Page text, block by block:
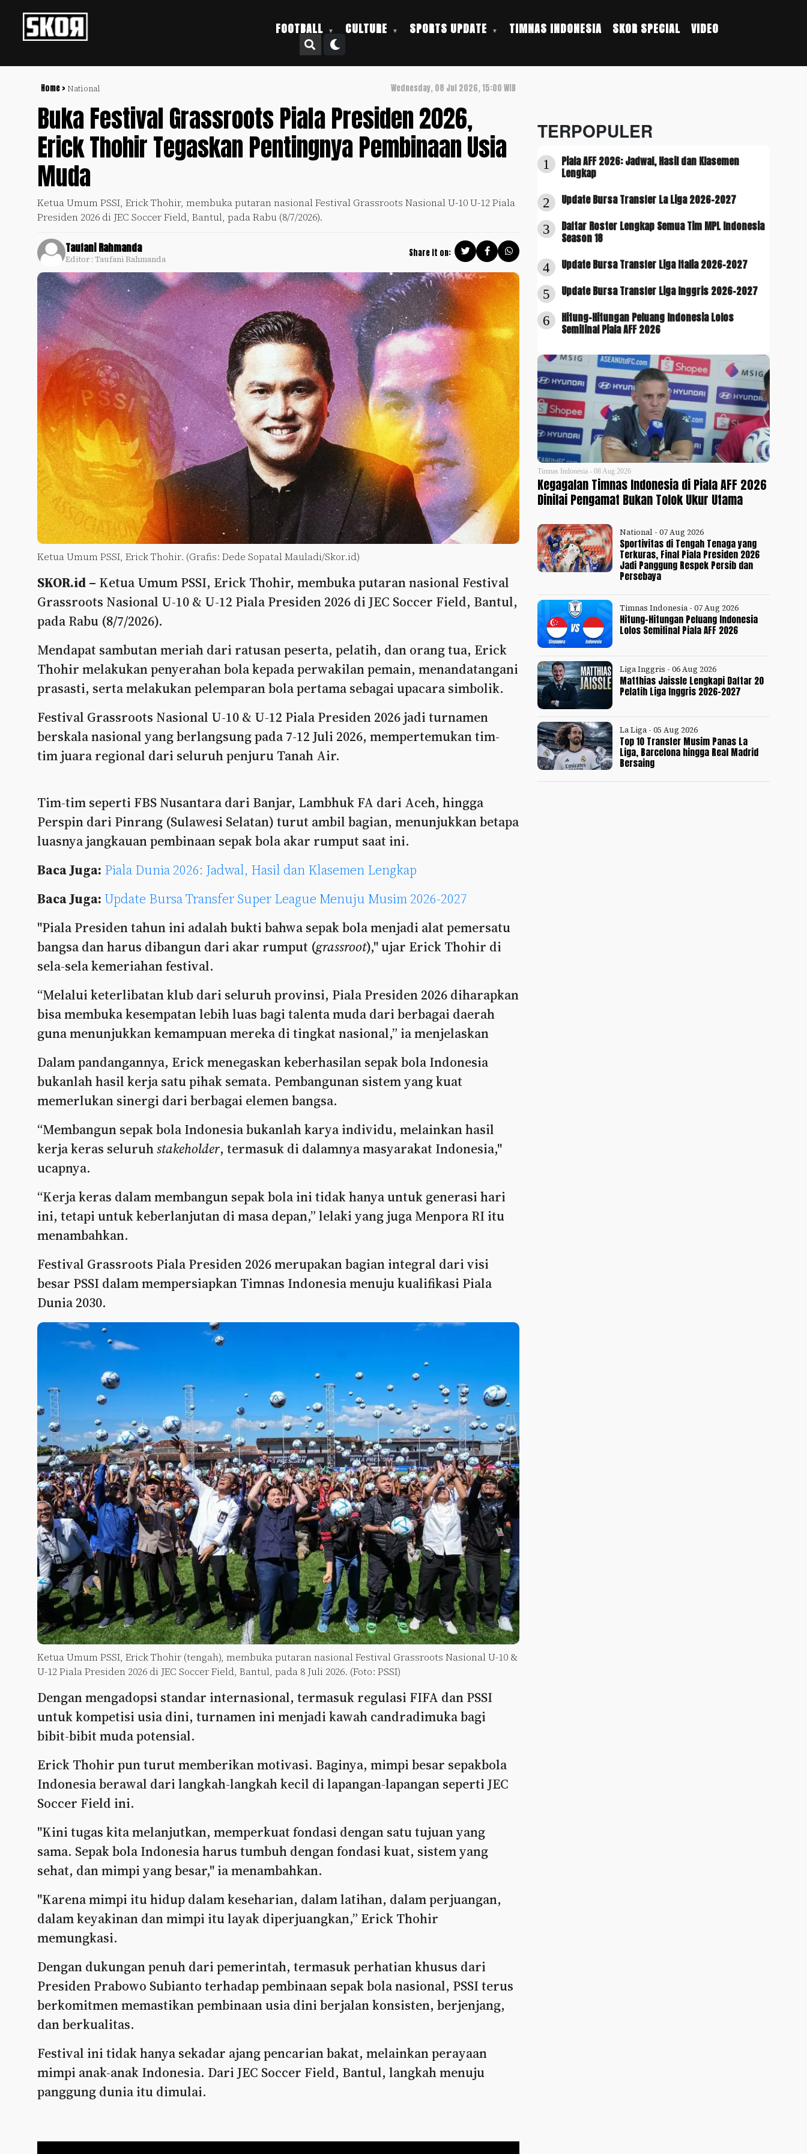
FOOTBALL CULTURE SPORTS UPDATE TIMNAS INDONESIA SKOR SPECIAL VIDEO
Home > National Wednesday, 08 Jul 2026, 15:00 WIB
Buka Festival Grassroots Piala Presiden 2026,
Erick Thohir Tegaskan Pentingnya Pembinaan Usia
Muda
Ketua Umum PSSI, Erick Thohir, membuka putaran nasional Festival Grassroots Nasional U-10 U-12 Piala
Presiden 2026 di JEC Soccer Field, Bantul, pada Rabu (8/7/2026).
Taufani Rahmanda
Editor : Taufani Rahmanda
Share it on:
Ketua Umum PSSI, Erick Thohir. (Grafis: Dede Sopatal Mauladi/Skor.id)
SKOR.id – Ketua Umum PSSI, Erick Thohir, membuka putaran nasional Festival
Grassroots Nasional U-10 & U-12 Piala Presiden 2026 di JEC Soccer Field, Bantul,
pada Rabu (8/7/2026).
Mendapat sambutan meriah dari ratusan peserta, pelatih, dan orang tua, Erick
Thohir melakukan penyerahan bola kepada perwakilan pemain, menandatangani
prasasti, serta melakukan pelemparan bola pertama sebagai upacara simbolik.
Festival Grassroots Nasional U-10 & U-12 Piala Presiden 2026 jadi turnamen
berskala nasional yang berlangsung pada 7-12 Juli 2026, mempertemukan tim-
tim juara regional dari seluruh penjuru Tanah Air.
Tim-tim seperti FBS Nusantara dari Banjar, Lambhuk FA dari Aceh, hingga
Perspin dari Pinrang (Sulawesi Selatan) turut ambil bagian, menunjukkan betapa
luasnya jangkauan pembinaan sepak bola akar rumput saat ini.
Baca Juga: Piala Dunia 2026: Jadwal, Hasil dan Klasemen Lengkap
Baca Juga: Update Bursa Transfer Super League Menuju Musim 2026-2027
"Piala Presiden tahun ini adalah bukti bahwa sepak bola menjadi alat pemersatu
bangsa dan harus dibangun dari akar rumput (grassroot)," ujar Erick Thohir di
sela-sela kemeriahan festival.
“Melalui keterlibatan klub dari seluruh provinsi, Piala Presiden 2026 diharapkan
bisa membuka kesempatan lebih luas bagi talenta muda dari berbagai daerah
guna menunjukkan kemampuan mereka di tingkat nasional,” ia menjelaskan
Dalam pandangannya, Erick menegaskan keberhasilan sepak bola Indonesia
bukanlah hasil kerja satu pihak semata. Pembangunan sistem yang kuat
memerlukan sinergi dari berbagai elemen bangsa.
“Membangun sepak bola Indonesia bukanlah karya individu, melainkan hasil
kerja keras seluruhstakeholder, termasuk di dalamnya masyarakat Indonesia,"
ucapnya.
“Kerja keras dalam membangun sepak bola ini tidak hanya untuk generasi hari
ini, tetapi untuk keberlanjutan di masa depan,” lelaki yang juga Menpora RI itu
menambahkan.
Festival Grassroots Piala Presiden 2026 merupakan bagian integral dari visi
besar PSSI dalam mempersiapkan Timnas Indonesia menuju kualifikasi Piala
Dunia 2030.
Ketua Umum PSSI, Erick Thohir (tengah), membuka putaran nasional Festival Grassroots Nasional U-10 &
U-12 Piala Presiden 2026 di JEC Soccer Field, Bantul, pada 8 Juli 2026. (Foto: PSSI)
Dengan mengadopsi standar internasional, termasuk regulasi FIFA dan PSSI
untuk kompetisi usia dini, turnamen ini menjadi kawah candradimuka bagi
bibit-bibit muda potensial.
Erick Thohir pun turut memberikan motivasi. Baginya, mimpi besar sepakbola
Indonesia berawal dari langkah-langkah kecil di lapangan-lapangan seperti JEC
Soccer Field ini.
"Kini tugas kita melanjutkan, memperkuat fondasi dengan satu tujuan yang
sama. Sepak bola Indonesia harus tumbuh dengan fondasi kuat, sistem yang
sehat, dan mimpi yang besar," ia menambahkan.
"Karena mimpi itu hidup dalam keseharian, dalam latihan, dalam perjuangan,
dalam keyakinan dan mimpi itu layak diperjuangkan,” Erick Thohir
memungkasi.
Dengan dukungan penuh dari pemerintah, termasuk perhatian khusus dari
Presiden Prabowo Subianto terhadap pembinaan sepak bola nasional, PSSI terus
berkomitmen memastikan pembinaan usia dini berjalan konsisten, berjenjang,
dan berkualitas.
Festival ini tidak hanya sekadar ajang pencarian bakat, melainkan perayaan
mimpi anak-anak Indonesia. Dari JEC Soccer Field, Bantul, langkah menuju
panggung dunia itu dimulai.
TERPOPULER
1
Piala AFF 2026: Jadwal, Hasil dan Klasemen
Lengkap
2 Update Bursa Transfer La Liga 2026-2027
3
Daftar Roster Lengkap Semua Tim MPL Indonesia
Season 18
4 Update Bursa Transfer Liga Italia 2026-2027
5 Update Bursa Transfer Liga Inggris 2026-2027
6
Hitung-Hitungan Peluang Indonesia Lolos
Semifinal Piala AFF 2026
Timnas Indonesia - 08 Aug 2026
Kegagalan Timnas Indonesia di Piala AFF 2026
Dinilai Pengamat Bukan Tolok Ukur Utama
National - 07 Aug 2026
Sportivitas di Tengah Tenaga yang
Terkuras, Final Piala Presiden 2026
Jadi Panggung Respek Persib dan
Persebaya
Timnas Indonesia - 07 Aug 2026
Hitung-Hitungan Peluang Indonesia
Lolos Semifinal Piala AFF 2026
Liga Inggris - 06 Aug 2026
Matthias Jaissle Lengkapi Daftar 20
Pelatih Liga Inggris 2026-2027
La Liga - 05 Aug 2026
Top 10 Transfer Musim Panas La
Liga, Barcelona hingga Real Madrid
Bersaing
Football +
Culture +
Sports
Update
+
Timnas
Indonesia
SPECIAL
Video
Policy
Pedoman
Pemberitaan
Media
Disclaimer
Tentang
Kami